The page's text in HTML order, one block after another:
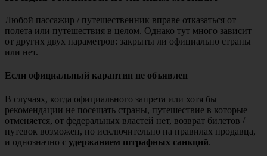
Любой пассажир / путешественник вправе отказаться от
полета или путешествия в целом. Однако тут много зависит
от других двух параметров: закрыты ли официально страны
или нет.
Если официальный карантин не объявлен
В случаях, когда официального запрета или хотя бы
рекомендации не посещать страны, путешествие в которые
отменяется, от федеральных властей нет, возврат билетов /
путевок возможен, но исключительно на правилах продавца,
и однозначно с удержанием штрафных санкций.